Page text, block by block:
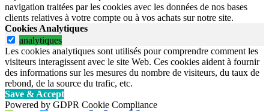
navigation traitées par les cookies avec les données de nos bases
clients relatives à votre compte ou à vos achats sur notre site.
Cookies Analytiques
analytiques
Les cookies analytiques sont utilisés pour comprendre comment les
visiteurs interagissent avec le site Web. Ces cookies aident à fournir
des informations sur les mesures du nombre de visiteurs, du taux de
rebond, de la source du trafic, etc.
Save & Accept
Powered by GDPR Cookie Compliance